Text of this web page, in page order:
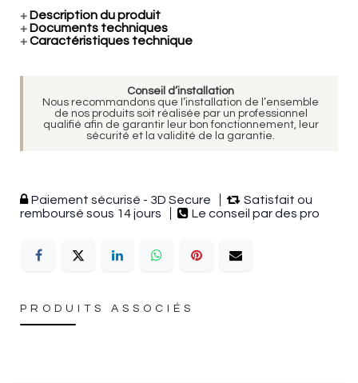
+ Description du produit
+ Documents techniques
+Caractéristiques technique
Conseil d’installation
Nous recommandons que l’installation de l’ensemble
de nos produits soit réalisée par un professionnel
qualifié afin de garantir leur bon fonctionnement, leur
sécurité et la validité de la garantie.
Paiement sécurisé - 3D Secure
Satisfait ou
remboursé sous 14 jours
Le conseil par des pro
PRODUITS ASSOCIÉS